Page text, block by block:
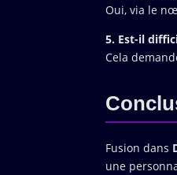
Oui, via le
5. Est-il
Cela
Fusion dans
une